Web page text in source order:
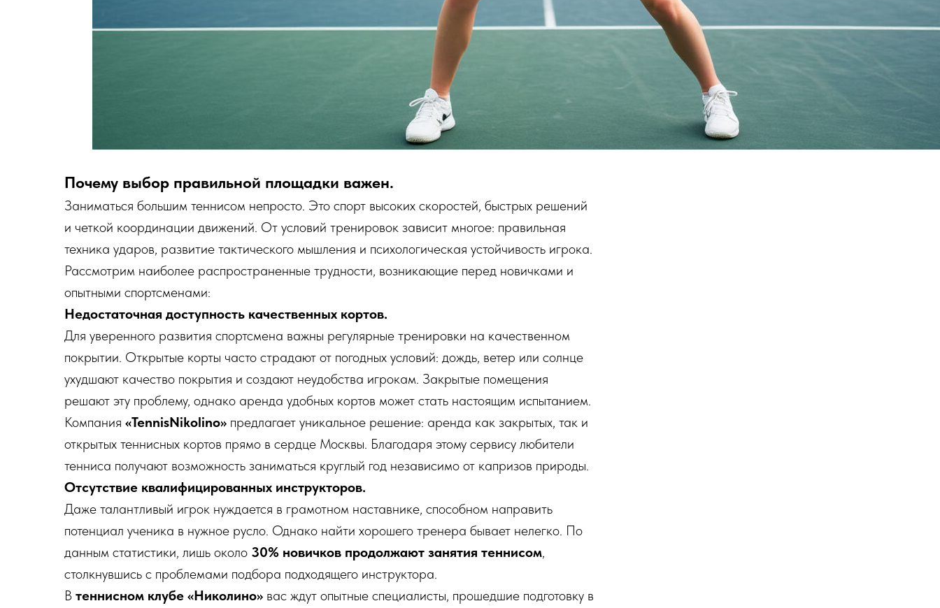
Почему выбор правильной площадки важен.
Заниматься большим теннисом непросто. Это спорт высоких скоростей, быстрых решений
и четкой координации движений. От условий тренировок зависит многое: правильная
техника ударов, развитие тактического мышления и психологическая устойчивость игрока.
Рассмотрим наиболее распространенные трудности, возникающие перед новичками и
опытными спортсменами:
Недостаточная доступность качественных кортов.
Для уверенного развития спортсмена важны регулярные тренировки на качественном
покрытии. Открытые корты часто страдают от погодных условий: дождь, ветер или солнце
ухудшают качество покрытия и создают неудобства игрокам. Закрытые помещения
решают эту проблему, однако аренда удобных кортов может стать настоящим испытанием.
Компания «TennisNikolino» предлагает уникальное решение: аренда как закрытых, так и
открытых теннисных кортов прямо в сердце Москвы. Благодаря этому сервису любители
тенниса получают возможность заниматься круглый год независимо от капризов природы.
Отсутствие квалифицированных инструкторов.
Даже талантливый игрок нуждается в грамотном наставнике, способном направить
потенциал ученика в нужное русло. Однако найти хорошего тренера бывает нелегко. По
данным статистики, лишь около 30% новичков продолжают занятия теннисом,
столкнувшись с проблемами подбора подходящего инструктора.
В теннисном клубе «Николино» вас ждут опытные специалисты, прошедшие подготовку в